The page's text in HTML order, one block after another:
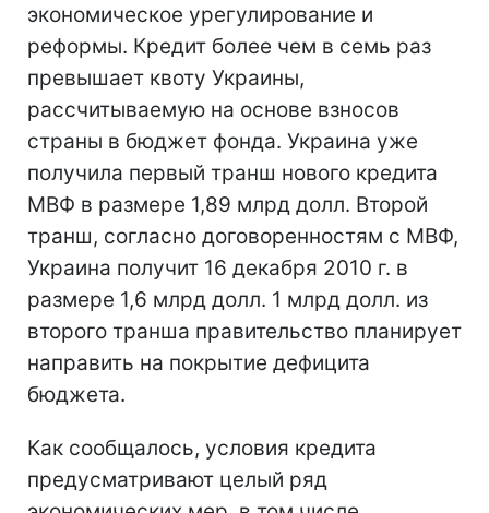
экономическое урегулирование и
реформы. Кредит более чем в семь раз
превышает квоту Украины,
рассчитываемую на основе взносов
страны в бюджет фонда. Украина уже
получила первый транш нового кредита
МВФ в размере 1,89 млрд долл. Второй
транш, согласно договоренностям с МВФ,
Украина получит 16 декабря 2010 г. в
размере 1,6 млрд долл. 1 млрд долл. из
второго транша правительство планирует
направить на покрытие дефицита
бюджета.
Как сообщалось, условия кредита
предусматривают целый ряд